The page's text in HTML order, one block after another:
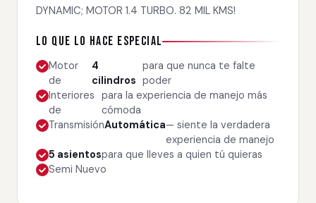
DYNAMIC; MOTOR 1.4 TURBO. 82 MIL KMS!
Lo que lo hace especial
Motor
de
4
cilindros
para que nunca te falte
poder
Interiores
de
para la experiencia de manejo más
cómoda
TransmisiónAutomática— siente la verdadera
experiencia de manejo
5 asientospara que lleves a quien tú quieras
Semi Nuevo